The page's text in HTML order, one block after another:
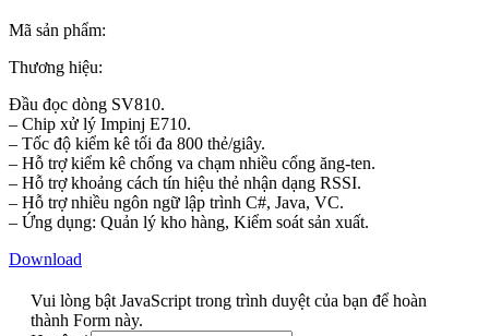
Mã sản phẩm:
Thương hiệu:
Đầu đọc dòng SV810.
– Chip xử lý Impinj E710.
– Tốc độ kiểm kê tối đa 800 thẻ/giây.
– Hỗ trợ kiểm kê chống va chạm nhiều cổng ăng-ten.
– Hỗ trợ khoảng cách tín hiệu thẻ nhận dạng RSSI.
– Hỗ trợ nhiều ngôn ngữ lập trình C#, Java, VC.
– Ứng dụng: Quản lý kho hàng, Kiểm soát sản xuất.
Download
Vui lòng bật JavaScript trong trình duyệt của bạn để hoàn
thành Form này.